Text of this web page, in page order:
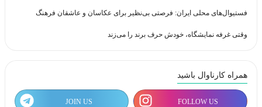
فستیوال‌های محلی ایران: فرصتی بی‌نظیر برای عکاسان و عاشقان فرهنگ
وقتی غرفه نمایشگاه، خودش حرف برند را می‌زند
همراه کارناوال باشید
FOLLOW US
JOIN US